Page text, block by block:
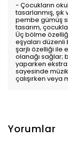
- Çocukların
tasarlanmış, şık
pembe gümüş
tasarım,
Üç bölme
eşyaları düzenli
şarjlı özelliği ile
olanağı sağlar;
yaparken ekstra
sayesinde
çalışırken veya
Yorumlar